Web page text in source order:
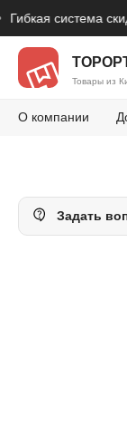
система
Товары из
О компании
Задать